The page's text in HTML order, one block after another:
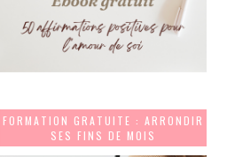
FORMATION GRATUITE : ARRONDIR
SES FINS DE MOIS